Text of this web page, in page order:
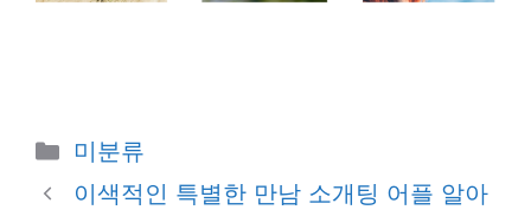
카
테
미분류
이색적인 특별한 만남 소개팅 어플 알아